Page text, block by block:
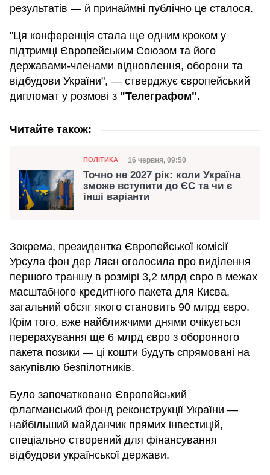
результатів — й принаймні публічно це сталося.
"Ця конференція стала ще одним кроком у
підтримці Європейським Союзом та його
державами-членами відновлення, оборони та
відбудови України", — стверджує європейський
дипломат у розмові з "Телеграфом".
Читайте також:
Категорія
ПОЛІТИКА Дата публікації
16 червня, 09:50
Точно не 2027 рік: коли Україна
зможе вступити до ЄС та чи є
інші варіанти
Зокрема, президентка Європейської комісії
Урсула фон дер Ляєн оголосила про виділення
першого траншу в розмірі 3,2 млрд євро в межах
масштабного кредитного пакета для Києва,
загальний обсяг якого становить 90 млрд євро.
Крім того, вже найближчими днями очікується
перерахування ще 6 млрд євро з оборонного
пакета позики — ці кошти будуть спрямовані на
закупівлю безпілотників.
Було започатковано Європейський
флагманський фонд реконструкції України —
найбільший майданчик прямих інвестицій,
спеціально створений для фінансування
відбудови української держави.